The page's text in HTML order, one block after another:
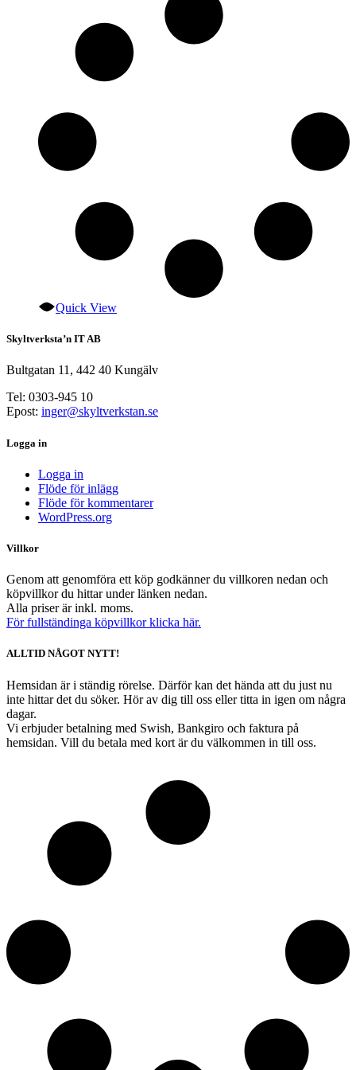
alternativen
kan
Quick View
Skyltverksta’n IT AB
Bultgatan 11, 442 40 Kungälv
Tel: 0303-945 10
Epost: inger@skyltverkstan.se
Logga in
Logga in
Flöde för inlägg
Flöde för kommentarer
WordPress.org
Villkor
Genom att genomföra ett köp godkänner du villkoren nedan och
köpvillkor du hittar under länken nedan.
Alla priser är inkl. moms.
För fullständinga köpvillkor klicka här.
ALLTID NÅGOT NYTT!
Hemsidan är i ständig rörelse. Därför kan det hända att du just nu
inte hittar det du söker. Hör av dig till oss eller titta in igen om några
dagar.
Vi erbjuder betalning med Swish, Bankgiro och faktura på
hemsidan. Vill du betala med kort är du välkommen in till oss.